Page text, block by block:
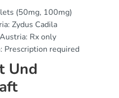
(50mg, 100mg)
Zydus Cadila
Rx only
Prescription required
Und